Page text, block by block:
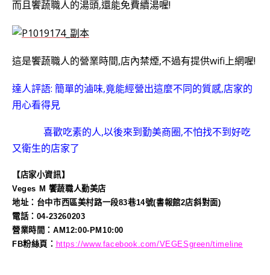
而且饗蔬職人的湯頭,還能免費續湯喔!
這是饗蔬職人的營業時間,店內禁煙,不過有提供wifi上網喔!
達人評語: 簡單的滷味,竟能經營出這麼不同的質感,店家的
用心看得見
喜歡吃素的人,以後來到勤美商圈,不怕找不到好吃
又衛生的店家了
【店家小資訊】
Veges M 饗蔬職人勤美店
地址：台中市西區美村路一段83巷14號(書報館2店斜對面)
電話：04-23260203
營業時間：AM12:00-PM10:00
FB粉絲頁： https://www.facebook.com/VEGESgreen/timeline